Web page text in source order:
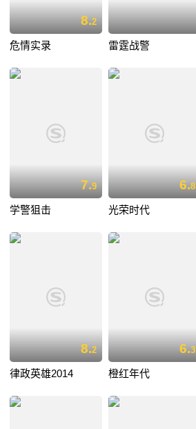
8.2
危情实录 雷霆战警
7.9
学警狙击
6.8
光荣时代
8.2
律政英雄2014
6.3
橙红年代